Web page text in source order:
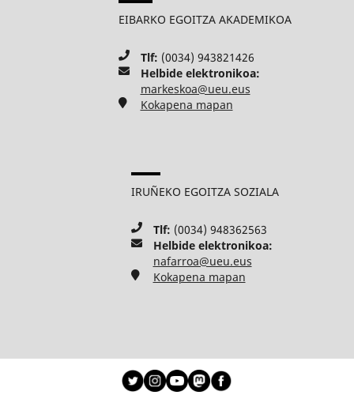
EIBARKO EGOITZA AKADEMIKOA
Tlf: (0034) 943821426
Helbide elektronikoa:
markeskoa@ueu.eus
Kokapena mapan
IRUÑEKO EGOITZA SOZIALA
Tlf: (0034) 948362563
Helbide elektronikoa:
nafarroa@ueu.eus
Kokapena mapan